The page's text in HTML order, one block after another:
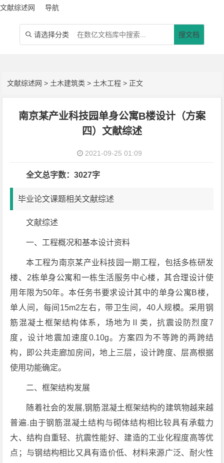
文献综述网 导航
 请选择分类 搜文档
文献综述网 > 土木建筑类 > 土木工程 > 正文
南京某产业科技园单身公寓B楼设计（方案
四）文献综述
2021-09-25 01:09
全文总字数：3027字
毕业论文课题相关文献综述
文献综述
一、工程概况和基本设计资料
本工程为南京某产业科技园一期工程，包括多栋研发
楼、2栋单身公寓和一栋生活服务中心楼，其合理设计使
用年限为50年。本任务书要求设计其中的单身公寓B楼，
单人间，每间15m2左右，带卫生间，40人规模。采用钢
筋混凝土框架结构体系，场地为Ⅱ类，抗震设防烈度7
度，设计地震加速度0.10g。方案四为不等跨的两跨结
构，即公共走廊加房间，地上三层，设计跨度、层高根据
使用功能确定。
二、框架结构发展
随着社会的发展,钢筋混凝土框架结构的建筑物越来越
普遍.由于钢筋混凝土结构与砌体结构相比较具有承载力
大、结构自重轻、抗震性能好、建造的工业化程度高等优
点；与钢结构相比又具有造价低、材料来源广泛、耐火性